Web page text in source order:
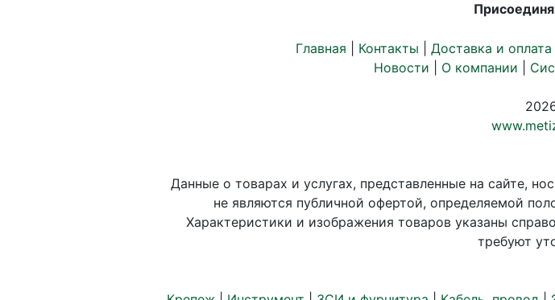
Главная Контакты Доставка и оплата
Новости
О компании
Данные о товарах и услугах, представленные на сайте,
не являются публичной офертой, определяемой
Характеристики и изображения товаров указаны
требуют